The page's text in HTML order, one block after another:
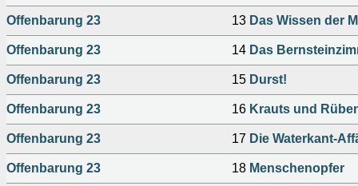
Offenbarung 23 13 Das Wissen der
Offenbarung 23 14 Das
Offenbarung 23 15 Durst!
Offenbarung 23 16 Krauts und
Offenbarung 23 17 Die Waterkant-
Offenbarung 23 18 Menschenopfer